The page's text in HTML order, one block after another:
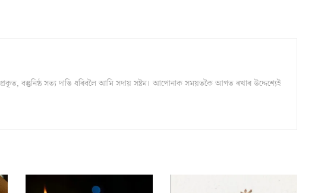
বস্তুনিষ্ঠ সত্য দাঙি ধৰিবলৈ আমি সদায় সষ্টম। আপোনাক সময়তকৈ আগত ৰখাৰ উদ্দেশ্যেই